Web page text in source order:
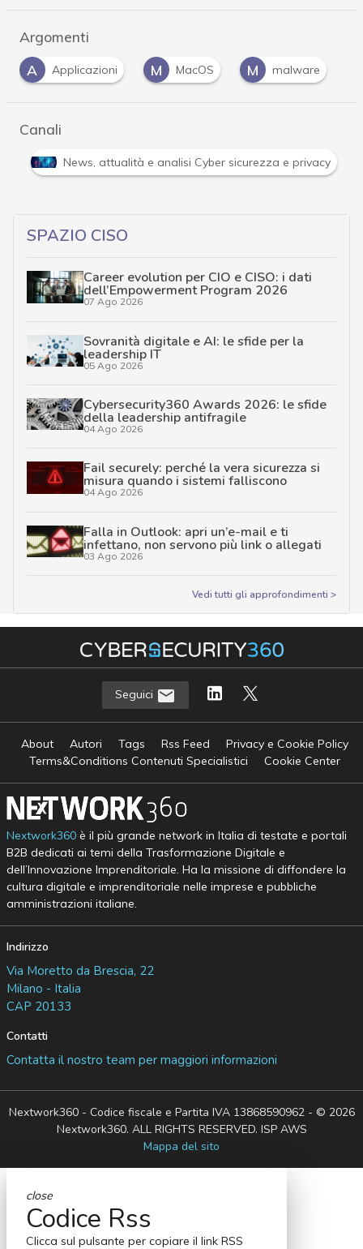
Argomenti
M
MacOS M malware Privacy V
Canali
Attacchi hacker e Malware: le ultime news in tempo
SPAZIO CISO
Career evolution per CIO e CISO: i dati
dell’Empowerment Program 2026
07 Ago 2026
Sovranità digitale e AI: le sfide per la
leadership IT
05 Ago 2026
Cybersecurity360 Awards 2026: le sfide
della leadership antifragile
04 Ago 2026
Fail securely: perché la vera sicurezza si
misura quando i sistemi falliscono
04 Ago 2026
Falla in Outlook: apri un’e-mail e ti
infettano, non servono più link o allegati
03 Ago 2026
Vedi tutti gli approfondimenti >
Seguici
About Autori Tags Rss Feed
Privacy e Cookie Policy
Terms&Conditions Contenuti Specialistici
Cookie Center
Nextwork360è il più grande network in Italia di testate e portali
B2B dedicati ai temi della Trasformazione Digitale e
dell’Innovazione Imprenditoriale. Ha la missione di diffondere la
cultura digitale e imprenditoriale nelle imprese e pubbliche
amministrazioni italiane.
Indirizzo
Via Moretto da Brescia, 22
Milano - Italia
CAP 20133
Contatti
Contatta il nostro team per maggiori informazioni
Nextwork360 - Codice fiscale e Partita IVA 13868590962 - © 2026
Nextwork360. ALL RIGHTS RESERVED. ISP AWS
Mappa del sito
close
Codice Rss
Clicca sul pulsante per copiare il link RSS